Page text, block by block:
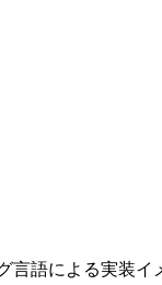
言語による実装